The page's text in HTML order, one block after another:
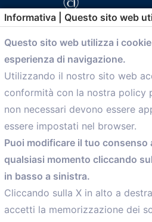
Menù
Home
Servizi
Convenzioni
Voce delle Nostre aziende
Informazioni Ex L. 124/2017
News
Informativa | Questo sito web
Questo sito web utilizza i
esperienza di navigazione.
Utilizzando il nostro sito web
conformità con la nostra policy
non necessari devono essere
essere impostati nel browser.
Puoi modificare il tuo
qualsiasi momento cliccando
in basso a sinistra.
Cliccando sulla X in alto a
accetti la memorizzazione dei